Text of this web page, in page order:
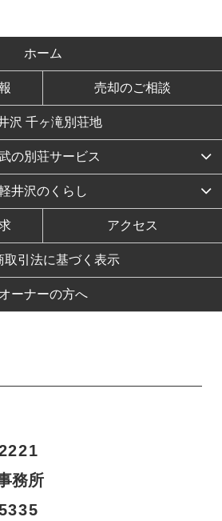
ホーム
売却のご相談
沢 千ヶ滝別荘地
の別荘サービス
井沢のくらし
アクセス
取引法に基づく表示
オーナーの方へ
務所